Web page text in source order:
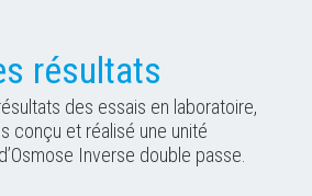
résultats
des essais en laboratoire,
conçu et réalisé une unité
Inverse double passe.